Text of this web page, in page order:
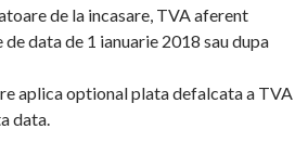
de la incasare, TVA aferent
data de 1 ianuarie 2018 sau dupa
aplica optional plata defalcata a TVA
data.